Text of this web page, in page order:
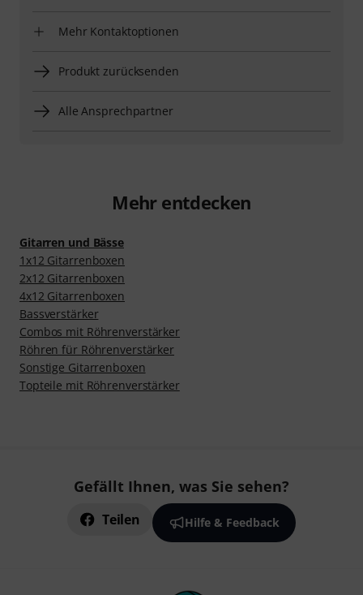
Mehr Kontaktoptionen
Produkt zurücksenden
Alle Ansprechpartner
Mehr entdecken
Gitarren und Bässe
1x12 Gitarrenboxen
2x12 Gitarrenboxen
4x12 Gitarrenboxen
Bassverstärker
Combos mit Röhrenverstärker
Röhren für Röhrenverstärker
Sonstige Gitarrenboxen
Topteile mit Röhrenverstärker
Gefällt Ihnen, was Sie sehen?
Teilen Hilfe & Feedback